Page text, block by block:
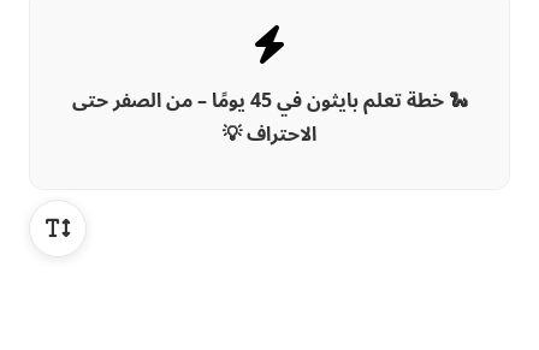
🐍 خطة تعلم بايثون في 45 يومًا – من الصفر حتى
الاحتراف 💡